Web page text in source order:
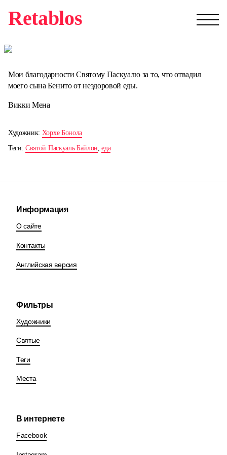
Retablos
Мои благодарности Святому Паскуалю за то, что отвадил
моего сына Бенито от нездоровой еды.
Викки Мена
Художник: Хорхе Бонола
Теги:Святой Паскуаль Байлон ,еда
Информация
О сайте
Контакты
Английская версия
Фильтры
Художники
Святые
Теги
Места
В интернете
Facebook